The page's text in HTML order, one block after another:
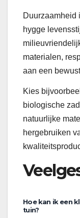
Duurzaamheid
hygge
materialen,
aan een
Kies
biologische
natuurlijke
hergebruiken
Hoe kan ik een
tuin?